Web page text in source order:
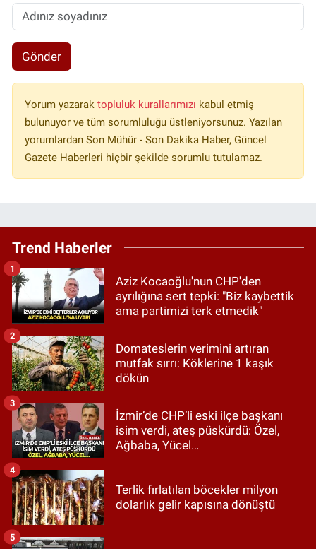
Gönder
Yorum yazarak topluluk kurallarımızı kabul etmiş
bulunuyor ve tüm sorumluluğu üstleniyorsunuz. Yazılan
yorumlardan Son Mühür - Son Dakika Haber, Güncel
Gazete Haberleri hiçbir şekilde sorumlu tutulamaz.
Trend Haberler
Aziz Kocaoğlu'nun CHP'den
ayrılığına sert tepki: "Biz kaybettik
ama partimizi terk etmedik"
1
Domateslerin verimini artıran
mutfak sırrı: Köklerine 1 kaşık
dökün
2
İzmir’de CHP’li eski ilçe başkanı
isim verdi, ateş püskürdü: Özel,
Ağbaba, Yücel…
3
Terlik fırlatılan böcekler milyon
dolarlık gelir kapısına dönüştü
4
5